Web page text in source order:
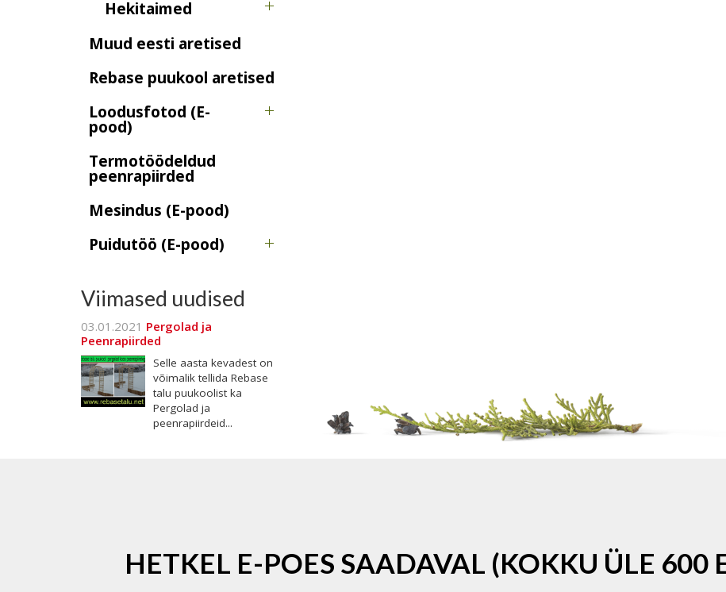
Hekitaimed
Muud eesti aretised
Rebase puukool aretised
Loodusfotod (E-
pood)
Termotöödeldud
peenrapiirded
Mesindus (E-pood)
Puidutöö (E-pood)
Viimased uudised
03.01.2021 Pergolad ja
Peenrapiirded
Selle aasta kevadest on
võimalik tellida Rebase
talu puukoolist ka
Pergolad ja
peenrapiirdeid...
HETKEL E-POES SAADAVAL (KOKKU ÜLE 600